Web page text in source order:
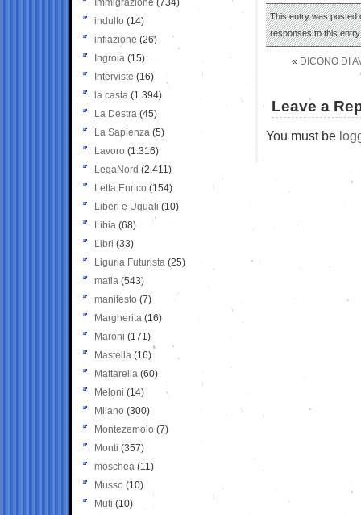
This entry was posted
responses to this
« DICONO DI
Leave a
You must be
Immigrazione (734)
indulto (14)
inflazione (26)
Ingroia (15)
Interviste (16)
la casta (1.394)
La Destra (45)
La Sapienza (5)
Lavoro (1.316)
LegaNord (2.411)
Letta Enrico (154)
Liberi e Uguali (10)
Libia (68)
Libri (33)
Liguria Futurista (25)
mafia (543)
manifesto (7)
Margherita (16)
Maroni (171)
Mastella (16)
Mattarella (60)
Meloni (14)
Milano (300)
Montezemolo (7)
Monti (357)
moschea (11)
Musso (10)
Muti (10)